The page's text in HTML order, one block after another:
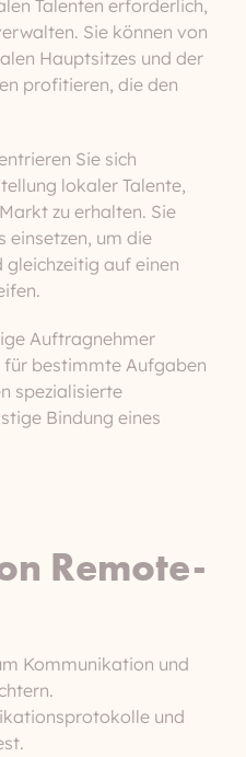
Talenten erforderlich,
Sie können von
Hauptsitzes und der
profitieren, die den
Sie sich
lokaler Talente,
zu erhalten. Sie
einsetzen, um die
gleichzeitig auf einen
Auftragnehmer
für bestimmte Aufgaben
spezialisierte
Bindung eines
Remote-
Kommunikation und
und